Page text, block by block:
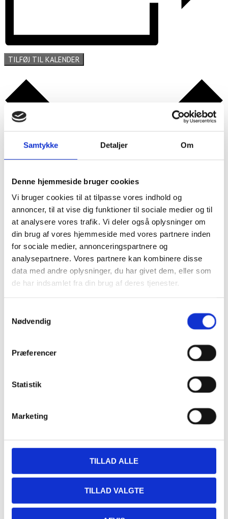
Samtykke Detaljer Om
Denne hjemmeside bruger cookies
Vi bruger cookies til at tilpasse vores indhold og
annoncer, til at vise dig funktioner til sociale medier og til
at analysere vores trafik. Vi deler også oplysninger om
din brug af vores hjemmeside med vores partnere inden
for sociale medier, annonceringspartnere og
analysepartnere. Vores partnere kan kombinere disse
data med andre oplysninger, du har givet dem, eller som
de har indsamlet fra din brug af deres tjenester.
Nødvendig
Præferencer
Statistik
Marketing
TILLAD ALLE
TILLAD VALGTE
TILFØJ TIL KALENDER
Google kalender
iCalendar
Outlook 365
Outlook Live
Detaljer
Dato: 06/04/2023
Serie:
Sted
Restaurant Fjorden
Nakskov, 4900 + Google Maps